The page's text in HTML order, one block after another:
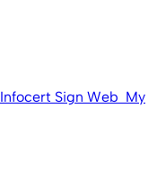
Infocert Sign Web My